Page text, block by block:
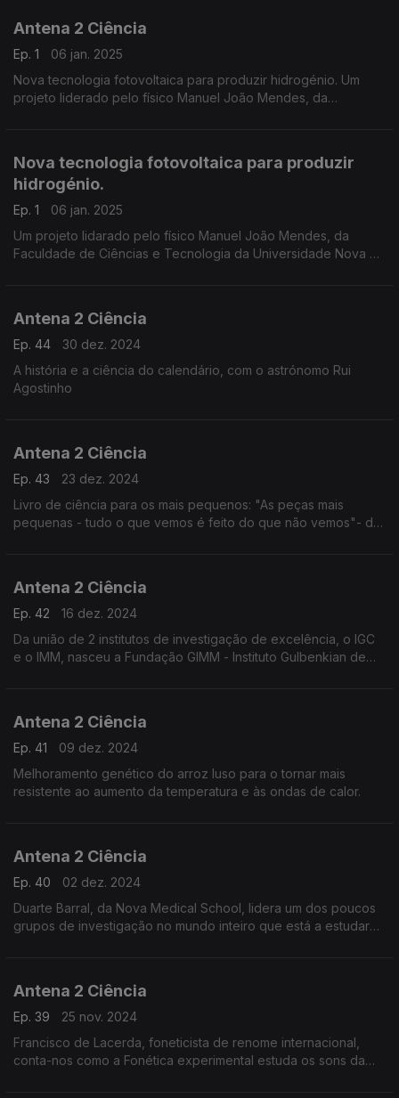
Antena 2 Ciência
Ep. 1
06 jan. 2025
Nova tecnologia fotovoltaica para produzir hidrogénio. Um
projeto liderado pelo físico Manuel João Mendes, da
Nova tecnologia fotovoltaica para produzir
hidrogénio.
Ep. 1
06 jan. 2025
Um projeto lidarado pelo físico Manuel João Mendes, da
Faculdade de Ciências e Tecnologia da Universidade Nova de
Antena 2 Ciência
Ep. 44
30 dez. 2024
A história e a ciência do calendário, com o astrónomo Rui
Agostinho
Antena 2 Ciência
Ep. 43
23 dez. 2024
Livro de ciência para os mais pequenos: "As peças mais
pequenas - tudo o que vemos é feito do que não vemos"- de
Antena 2 Ciência
Ep. 42
16 dez. 2024
Da união de 2 institutos de investigação de excelência, o IGC
e o IMM, nasceu a Fundação GIMM - Instituto Gulbenkian de
Antena 2 Ciência
Ep. 41
09 dez. 2024
Melhoramento genético do arroz luso para o tornar mais
resistente ao aumento da temperatura e às ondas de calor.
Antena 2 Ciência
Ep. 40
02 dez. 2024
Duarte Barral, da Nova Medical School, lidera um dos poucos
grupos de investigação no mundo inteiro que está a estudar
Antena 2 Ciência
Ep. 39
25 nov. 2024
Francisco de Lacerda, foneticista de renome internacional,
conta-nos como a Fonética experimental estuda os sons da